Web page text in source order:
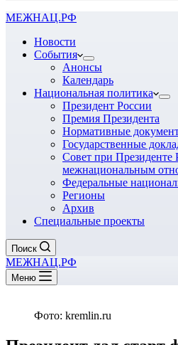
МЕЖНАЦ.РФ
Новости
События
Анонсы
Календарь
Национальная политика
Президент России
Премия Президента
Нормативные
Государственные
Совет при Президенте
межнациональным
Федеральные
Регионы
Архив
Специальные проекты
Поиск
МЕЖНАЦ.РФ
Меню
Фото: kremlin.ru